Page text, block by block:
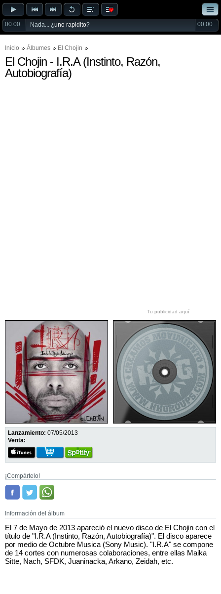
00:00 Nada... ¿uno rapidito? 00:00
Inicio Álbumes El Chojin
El Chojin - I.R.A (Instinto, Razón,
Autobiografía)
Tu publicidad aquí
Lanzamiento: 07/05/2013
Venta:
¡Compártelo!
Información del álbum
El 7 de Mayo de 2013 apareció el nuevo disco de El Chojin con el
título de "I.R.A (Instinto, Razón, Autobiografía)". El disco aparece
por medio de Octubre Musica (Sony Music). "I.R.A" se compone
de 14 cortes con numerosas colaboraciones, entre ellas Maika
Sitte, Nach, SFDK, Juaninacka, Arkano, Zeidah, etc.